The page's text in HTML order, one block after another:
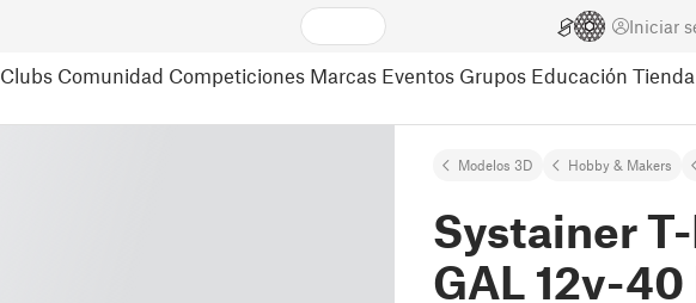
Iniciar
Clubs Comunidad Competiciones Marcas Eventos Grupos Educación
Modelos 3D Hobby & Makers
Systainer
GAL 12v-